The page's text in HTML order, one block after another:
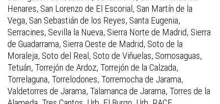
Henares, San Lorenzo de El Escorial, San Martín de la
Vega, San Sebastián de los Reyes, Santa Eugenia,
Serracines, Sevilla la Nueva, Sierra Norte de Madrid, Sierra
de Guadarrama, Sierra Oeste de Madrid, Soto de la
Moraleja, Soto del Real, Soto de Viñuelas, Somosaguas,
Tetuán, Torrejón de Ardoz, Torrejón de la Calzada,
Torrelaguna, Torrelodones, Torremocha de Jarama,
Valdetorres de Jarama, Talamanca de Jarama, Torres de la